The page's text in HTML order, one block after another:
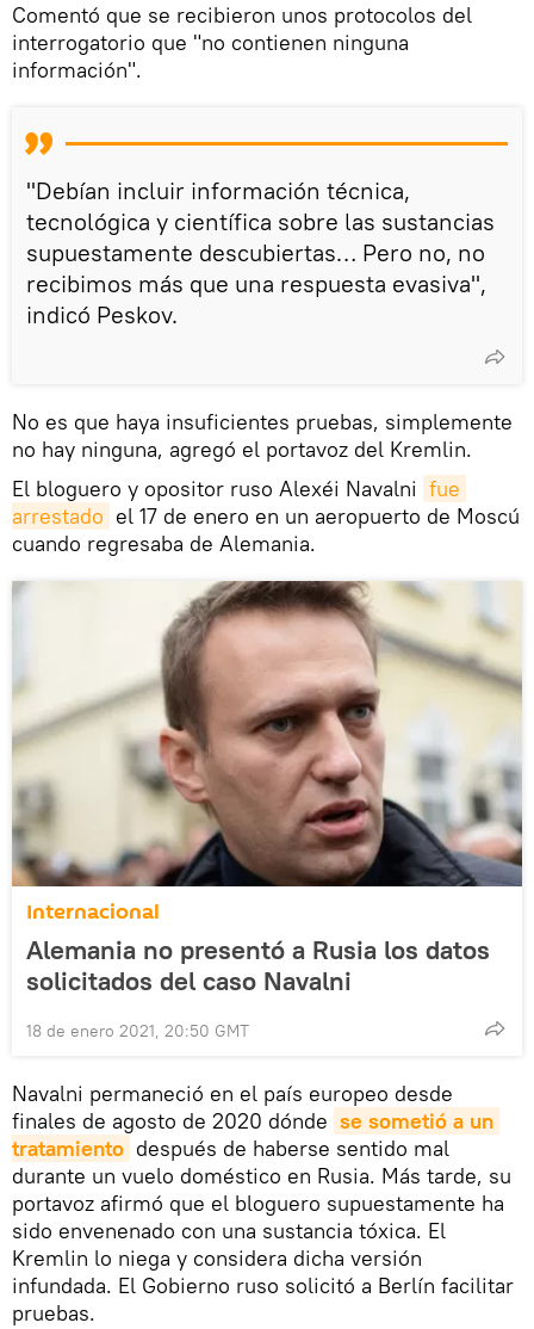
Comentó que se recibieron unos protocolos del
interrogatorio que "no contienen ninguna
información".
"Debían incluir información técnica,
tecnológica y científica sobre las sustancias
supuestamente descubiertas… Pero no, no
recibimos más que una respuesta evasiva",
indicó Peskov.
No es que haya insuficientes pruebas, simplemente
no hay ninguna, agregó el portavoz del Kremlin.
El bloguero y opositor ruso Alexéi Navalni fue
arrestado el 17 de enero en un aeropuerto de Moscú
cuando regresaba de Alemania.
Internacional
Alemania no presentó a Rusia los datos
solicitados del caso Navalni
18 de enero 2021, 20:50 GMT
Navalni permaneció en el país europeo desde
finales de agosto de 2020 dónde se sometió a un
tratamiento después de haberse sentido mal
durante un vuelo doméstico en Rusia. Más tarde, su
portavoz afirmó que el bloguero supuestamente ha
sido envenenado con una sustancia tóxica. El
Kremlin lo niega y considera dicha versión
infundada. El Gobierno ruso solicitó a Berlín facilitar
pruebas.